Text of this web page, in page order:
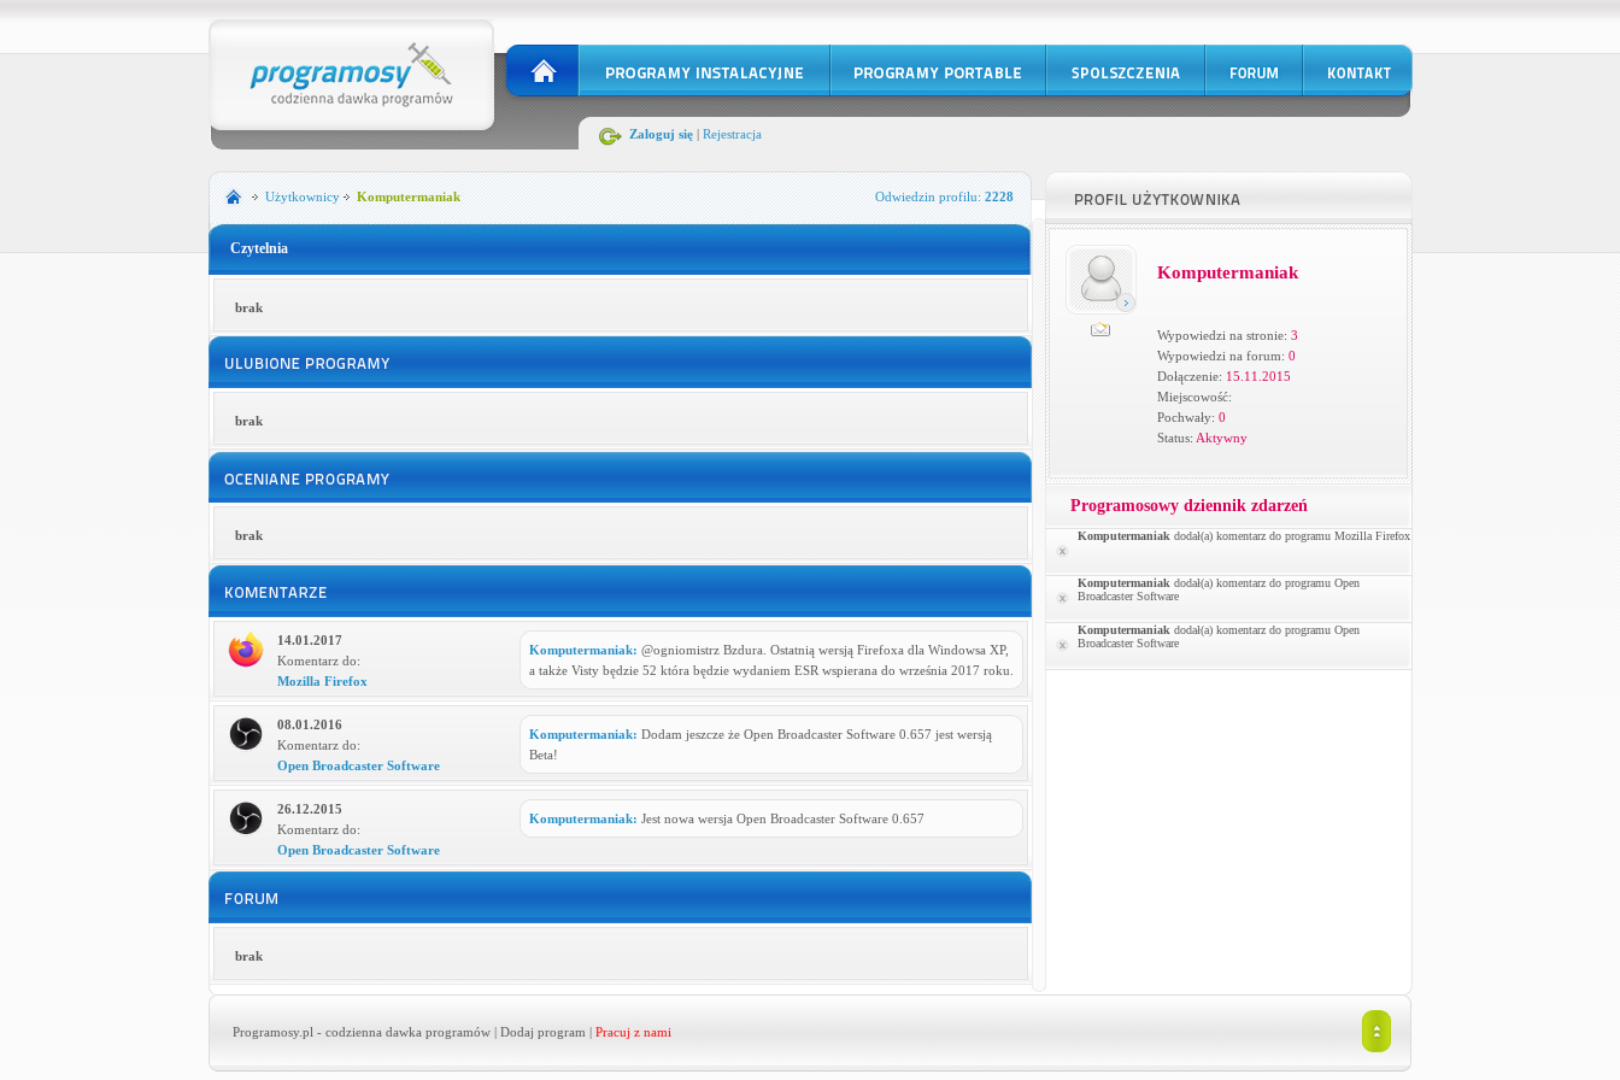
Zaloguj się| Rejestracja
Użytkownicy Komputermaniak Odwiedzin profilu:2228
Czytelnia
brak
brak
brak
Komputermaniak: @ogniomistrz Bzdura. Ostatnią wersją Firefoxa dla Windowsa XP,
a także Visty będzie 52 która będzie wydaniem ESR wspierana do września 2017 roku.
14.01.2017
Komentarz do:
Mozilla Firefox
Komputermaniak: Dodam jeszcze że Open Broadcaster Software 0.657 jest wersją
Beta!
08.01.2016
Komentarz do:
Open Broadcaster Software
Komputermaniak: Jest nowa wersja Open Broadcaster Software 0.657
26.12.2015
Komentarz do:
Open Broadcaster Software
brak
Komputermaniak
Wypowiedzi na stronie: 3
Wypowiedzi na forum: 0
Dołączenie: 15.11.2015
Miejscowość:
Pochwały: 0
Status: Aktywny
Programosowy dziennik zdarzeń
Komputermaniak dodał(a) komentarz do programu Mozilla Firefox
Komputermaniak dodał(a) komentarz do programu Open
Broadcaster Software
Komputermaniak dodał(a) komentarz do programu Open
Broadcaster Software
Programosy.pl - codzienna dawka programów | Dodaj program | Pracuj z nami